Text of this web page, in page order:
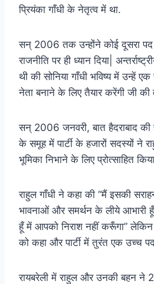
प्रियंका गाँधी के नेतृत्व में था.
सन् 2006 तक उन्होंने कोई दूसरा
राजनीति पर ही ध्यान दिया|
थी की सोनिया गाँधी भविष्य में उन्हें
नेता बनाने के लिए तैयार करेंगी जी की
सन् 2006 जनवरी, बात हैदराबाद की
के समूह में पार्टी के हजारों सदस्यों ने
भूमिका निभाने के लिए प्रोत्साहित
राहुल गाँधी ने कहा की “मैं इसकी
भावनाओं और समर्थन के लीये आभारी
हूँ में आपको निराश नहीं करूँगा”
को कहा और पार्टी में तुरंत एक उच्च
रायबरेली में राहुल और उनकी बहन ने